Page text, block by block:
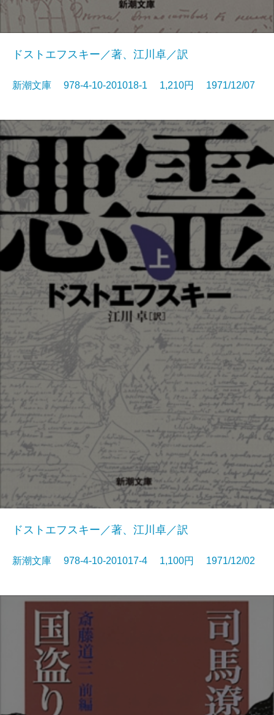
ドストエフスキー／著、江川卓／訳
新潮文庫 978-4-10-201018-1 1,210円 1971/12/07
ドストエフスキー／著、江川卓／訳
新潮文庫 978-4-10-201017-4 1,100円 1971/12/02